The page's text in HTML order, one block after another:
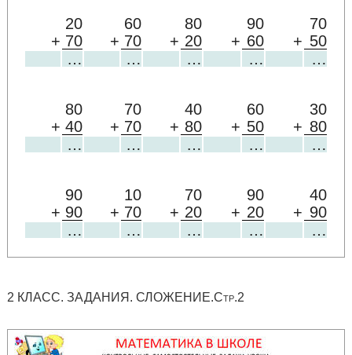
20 60 80 90
70
+ 70 + 70 + 20 + 60 + 50
…
… … … …
80 70 40 60
30
+ 40 + 70 + 80 + 50 + 80
…
… … … …
90 10 70 90
40
+ 90 + 70 + 20 + 20 + 90
…
… … … …
2 КЛАСС. ЗАДАНИЯ. СЛОЖЕНИЕ.Стр.2